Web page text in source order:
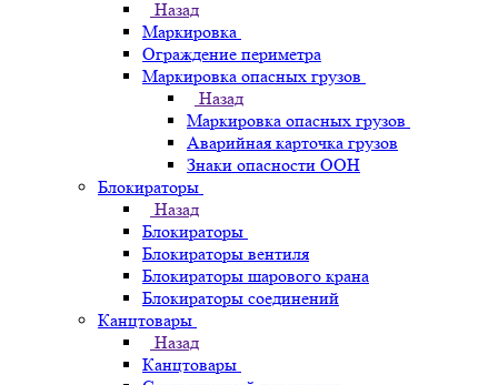
Назад
Маркировка
Ограждение периметра
Маркировка опасных грузов
Назад
Маркировка опасных грузов
Аварийная карточка грузов
Знаки опасности ООН
Блокираторы
Назад
Блокираторы
Блокираторы вентиля
Блокираторы шарового крана
Блокираторы соединений
Канцтовары
Назад
Канцтовары